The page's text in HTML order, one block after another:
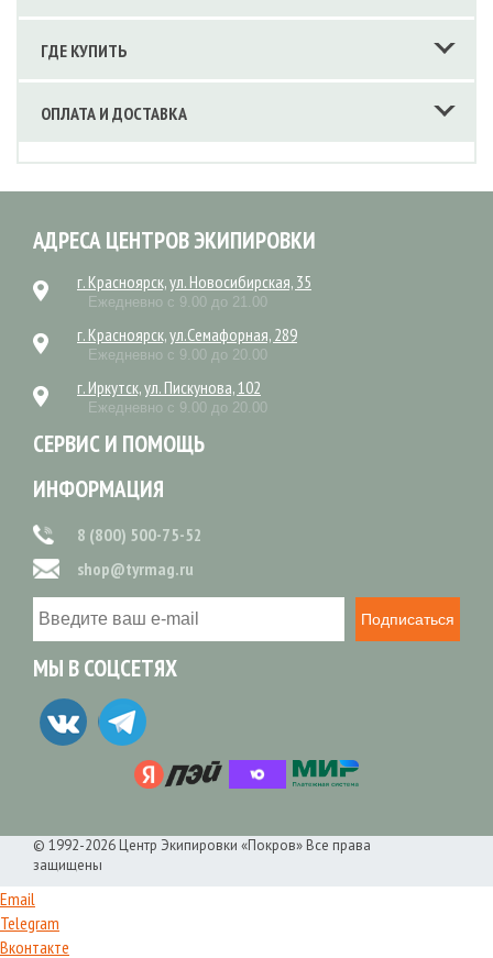
ГДЕ КУПИТЬ
ОПЛАТА И ДОСТАВКА
АДРЕСА ЦЕНТРОВ ЭКИПИРОВКИ
г. Красноярск, ул. Новосибирская, 35
Ежедневно с 9.00 до 21.00
г. Красноярск, ул.Семафорная, 289
Ежедневно с 9.00 до 20.00
г. Иркутск, ул. Пискунова, 102
Ежедневно с 9.00 до 20.00
СЕРВИС И ПОМОЩЬ
ИНФОРМАЦИЯ
8 (800) 500-75-52
shop@tyrmag.ru
Подписаться
МЫ В СОЦСЕТЯХ
© 1992-2026 Центр Экипировки «Покров» Все права
защищены
Email
Telegram
Вконтакте